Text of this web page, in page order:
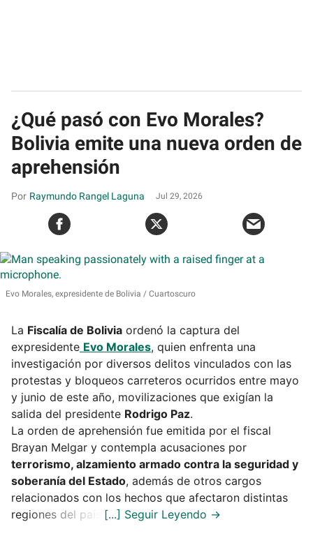
¿Qué pasó con Evo Morales?
Bolivia emite una nueva orden de
aprehensión
Raymundo Rangel Laguna Jul 29, 2026
Evo Morales, expresidente de Bolivia Cuartoscuro
La Fiscalía de Bolivia ordenó la captura del
expresidente Evo Morales, quien enfrenta una
investigación por diversos delitos vinculados con las
protestas y bloqueos carreteros ocurridos entre mayo
y junio de este año, movilizaciones que exigían la
salida del presidente Rodrigo Paz.
La orden de aprehensión fue emitida por el fiscal
Brayan Melgar y contempla acusaciones por
terrorismo, alzamiento armado contra la seguridad y
soberanía del Estado, además de otros cargos
relacionados con los hechos que afectaron distintas
regiones del país.